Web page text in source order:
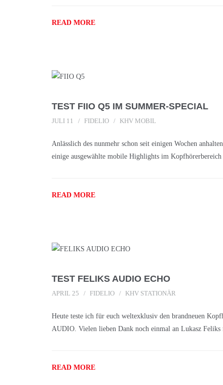
READ MORE
TEST FIIO Q5 IM SUMMER-SPECIAL
JULI 11 FIDELIO KHV MOBIL
Anlässlich des nunmehr schon seit einigen Wochen
einige ausgewählte mobile Highlights im
READ MORE
TEST FELIKS AUDIO ECHO
APRIL 25 FIDELIO KHV STATIONÄR
Heute teste ich für euch weltexklusiv den brandneuen
AUDIO. Vielen lieben Dank noch einmal an Lukasz Feliks
READ MORE